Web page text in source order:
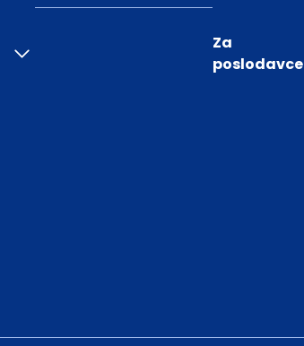
Za
poslodavce